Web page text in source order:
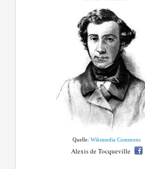
Quelle:Wikimedia Commons
Alexis de Tocqueville